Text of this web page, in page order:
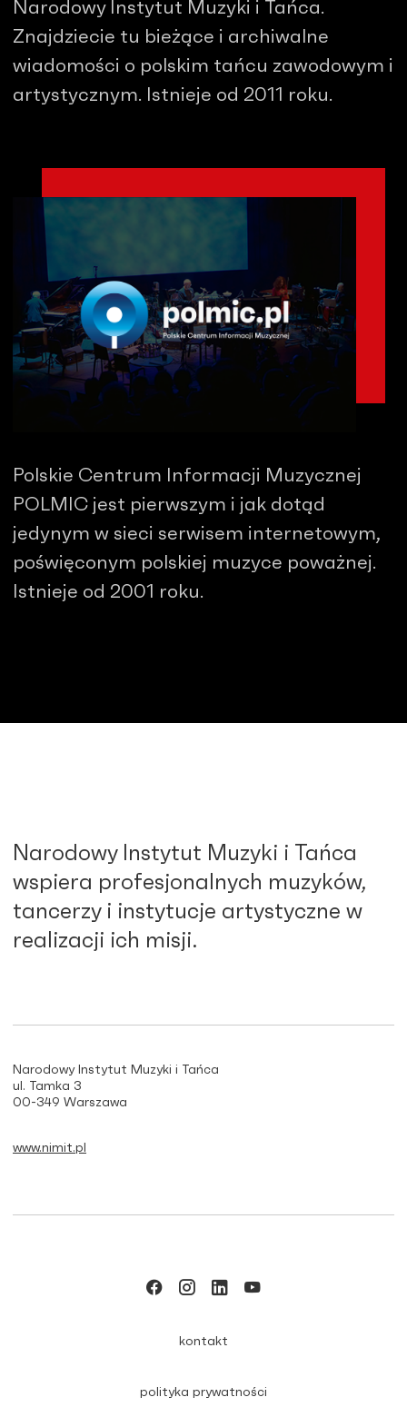
Narodowy Instytut Muzyki i Tańca.
Znajdziecie tu bieżące i archiwalne
wiadomości o polskim tańcu zawodowym i
artystycznym. Istnieje od 2011 roku.
Polskie Centrum Informacji Muzycznej
POLMIC jest pierwszym i jak dotąd
jedynym w sieci serwisem internetowym,
poświęconym polskiej muzyce poważnej.
Istnieje od 2001 roku.
Narodowy Instytut Muzyki i Tańca
wspiera profesjonalnych muzyków,
tancerzy i instytucje artystyczne w
realizacji ich misji.
Narodowy Instytut Muzyki i Tańca
ul. Tamka 3
00-349 Warszawa
www.nimit.pl
kontakt
polityka prywatności